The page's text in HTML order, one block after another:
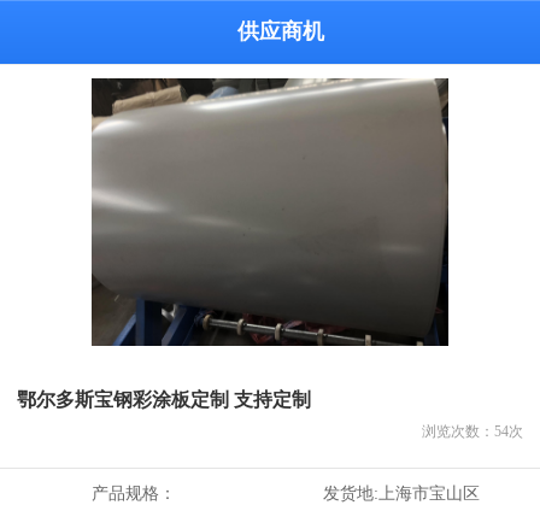
供应商机
鄂尔多斯宝钢彩涂板定制 支持定制
浏览次数： 54次
产品规格： 发货地:上海市宝山区